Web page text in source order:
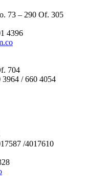
73 – 290 Of. 305
4396
704
/ 660 4054
/4017610